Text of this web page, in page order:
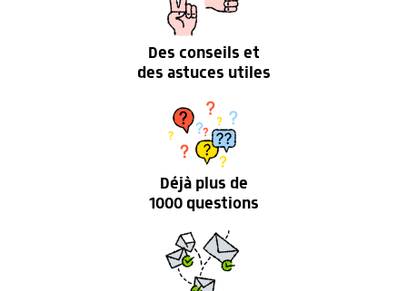
Des conseils et
des astuces utiles
Déjà plus de
1000 questions